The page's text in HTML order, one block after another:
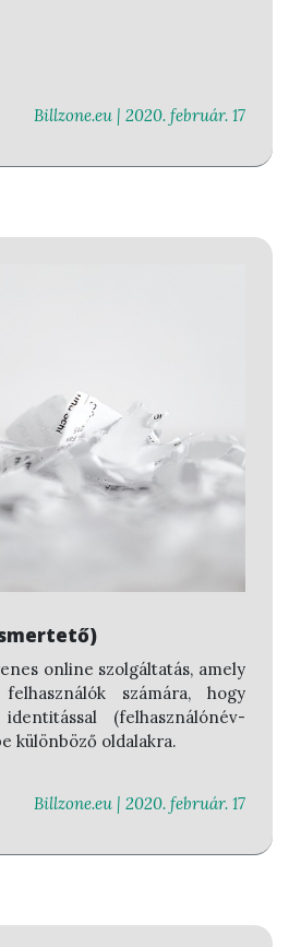
Billzone.eu | 2020. február. 17
online szolgáltatás, amely
számára, hogy
(felhasználónév-
különböző oldalakra.
Billzone.eu | 2020. február. 17